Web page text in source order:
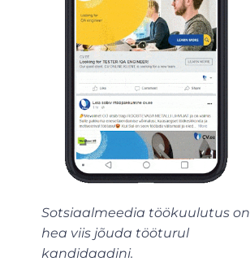
Sotsiaalmeedia töökuulutus on
hea viis jõuda tööturul
kandidaadini.